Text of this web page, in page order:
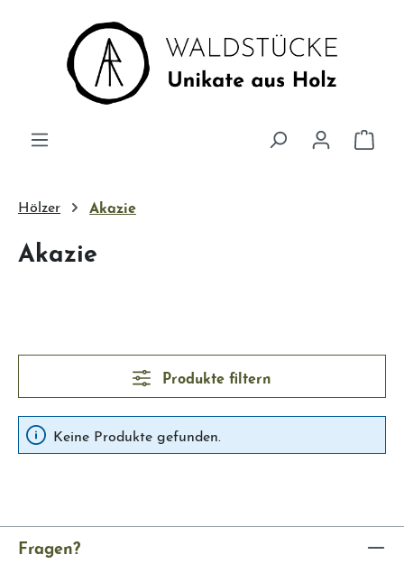
Zum Hauptinhalt springen
Hölzer Akazie
Akazie
Produkte filtern
Keine Produkte gefunden.
Fragen?